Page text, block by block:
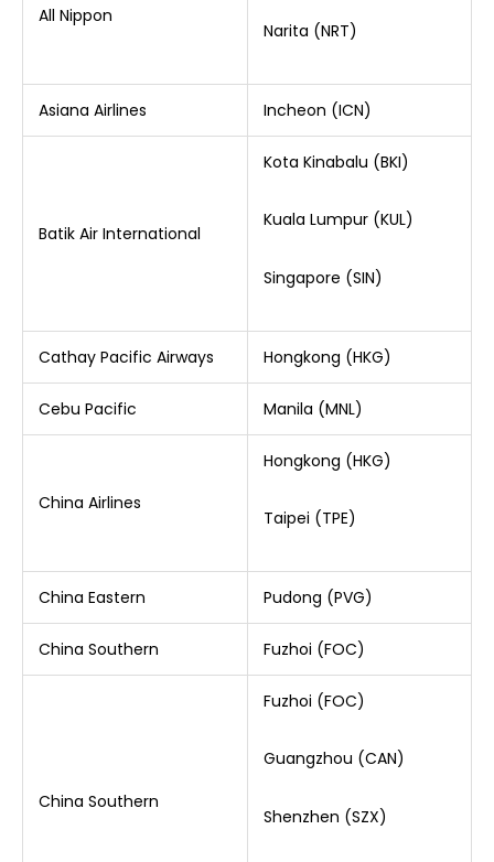
All Nippon
Narita (NRT)
Asiana Airlines Incheon (ICN)
Batik Air International
Kota Kinabalu (BKI)
Kuala Lumpur (KUL)
Singapore (SIN)
Cathay Pacific Airways Hongkong (HKG)
Cebu Pacific Manila (MNL)
China Airlines
Hongkong (HKG)
Taipei (TPE)
China Eastern Pudong (PVG)
China Southern Fuzhoi (FOC)
China Southern
Fuzhoi (FOC)
Guangzhou (CAN)
Shenzhen (SZX)